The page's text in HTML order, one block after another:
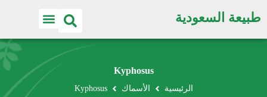
طبيعة السعودية
Kyphosus
الرئيسية الأسماك Kyphosus